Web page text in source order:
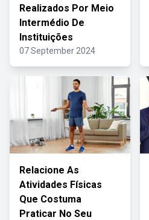
Realizados Por Meio
Intermédio De
Instituições
07 September 2024
Relacione As
Atividades Físicas
Que Costuma
Praticar No Seu